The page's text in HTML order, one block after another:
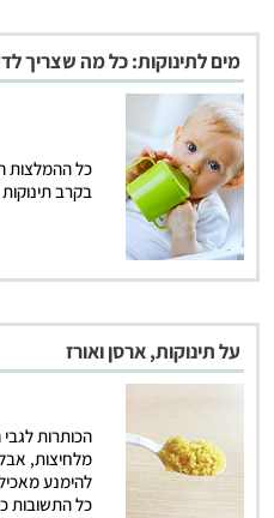
מים לתינוקות: כל מה שצריך
כל ההמלצות
בקרב
על תינוקות, ארסן ואורז
הכותרות
מלחיצות,
להימנע
כל התשובות